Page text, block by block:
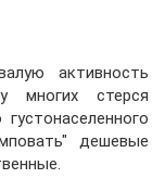
активность
многих стерся
дешевые